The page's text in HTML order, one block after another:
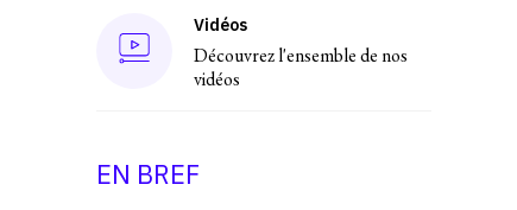
Vidéos
Découvrez l'ensemble de nos
vidéos
EN BREF